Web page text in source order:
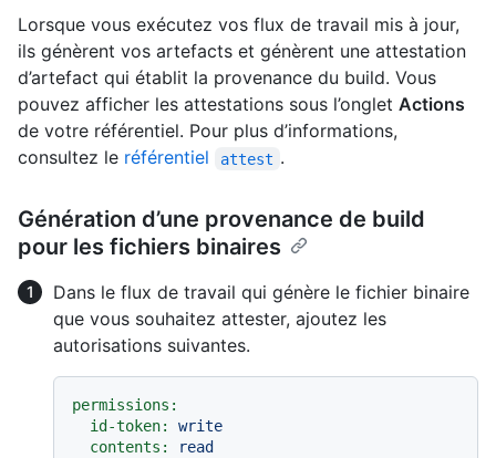
Lorsque vous exécutez vos flux de travail mis à jour,
ils génèrent vos artefacts et génèrent une attestation
d’artefact qui établit la provenance du build. Vous
pouvez afficher les attestations sous l’onglet Actions
de votre référentiel. Pour plus d’informations,
consultez le référentiel attest .
Génération d’une provenance de build
pour les fichiers binaires
Dans le flux de travail qui génère le fichier binaire
que vous souhaitez attester, ajoutez les
autorisations suivantes.
permissions:
id-token:
write
contents:
read